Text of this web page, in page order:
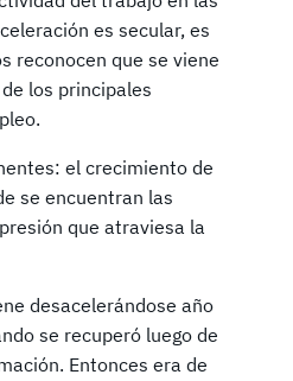
es secular, es
reconocen que se viene
los principales
el crecimiento de
se encuentran las
que atraviesa la
desacelerándose año
se recuperó luego de
Entonces era de